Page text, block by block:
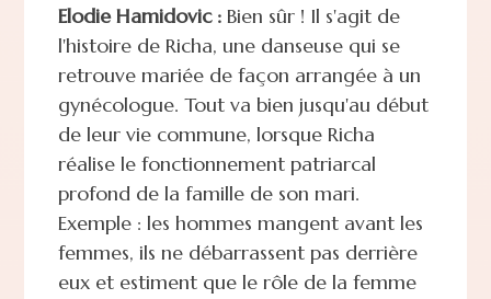
Elodie Hamidovic :Bien sûr ! Il s'agit de
l'histoire de Richa, une danseuse qui se
retrouve mariée de façon arrangée à un
gynécologue. Tout va bien jusqu'au début
de leur vie commune, lorsque Richa
réalise le fonctionnement patriarcal
profond de la famille de son mari.
Exemple : les hommes mangent avant les
femmes, ils ne débarrassent pas derrière
eux et estiment que le rôle de la femme